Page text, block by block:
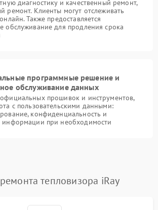
диагностику и качественный ремонт,
ремонт. Клиенты могут отслеживать
Также предоставляется
обслуживание для продления срока
программные решение и
обслуживание данных
прошивок и инструментов,
с пользовательскими данными:
конфиденциальность и
информации при необходимости
тепловизора iRay